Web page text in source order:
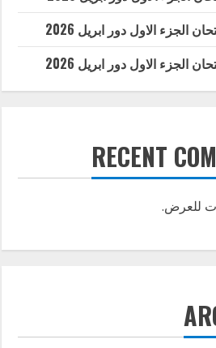
الجزء الاول دور ابريل 2026
الجزء الاول دور ابريل 2026
RECENT
للعرض.